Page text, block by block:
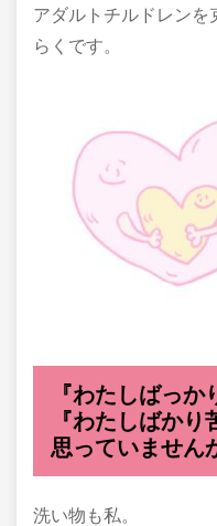
アダルトチルドレン
らくです。
『わたしばっか
『わたしばか
思っていません
洗い物も私。